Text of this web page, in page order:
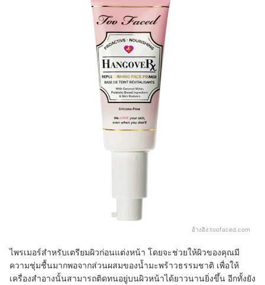
อ้างอิง:toofaced.com
ไพรเมอร์สำหรับเตรียมผิวก่อนแต่งหน้า โดยจะช่วยให้ผิวของคุณมี
ความชุ่มชื้นมากพอจากส่วนผสมของน้ำมะพร้าวธรรมชาติ เพื่อให้
เครื่องสำอางนั้นสามารถติดทนอยู่บนผิวหน้าได้ยาวนานยิ่งขึ้น อีกทั้งยัง